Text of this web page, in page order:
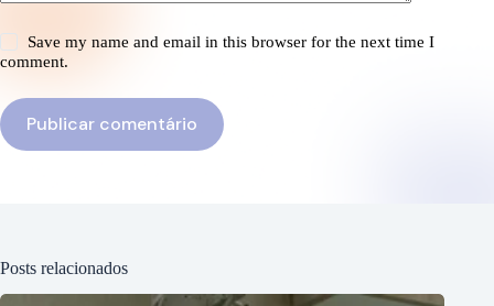
Save my name and email in this browser for the next time I
comment.
Publicar comentário
Posts relacionados